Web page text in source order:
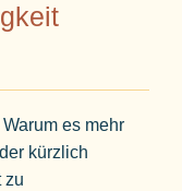
es mehr
kürzlich
zu